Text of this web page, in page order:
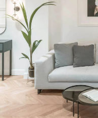
SOL PLAQUÉ BOIS VERITABLES
PARQUET EN BOIS EXOTIQUE
PARQUET HUILÉ
PARQUET VIEILLI
PARQUET LAMES LARGES XXL